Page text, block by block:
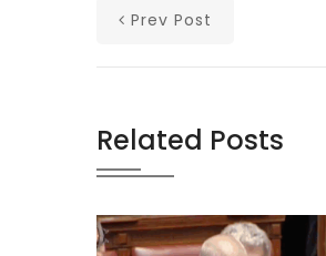
Prev Post
Related Posts